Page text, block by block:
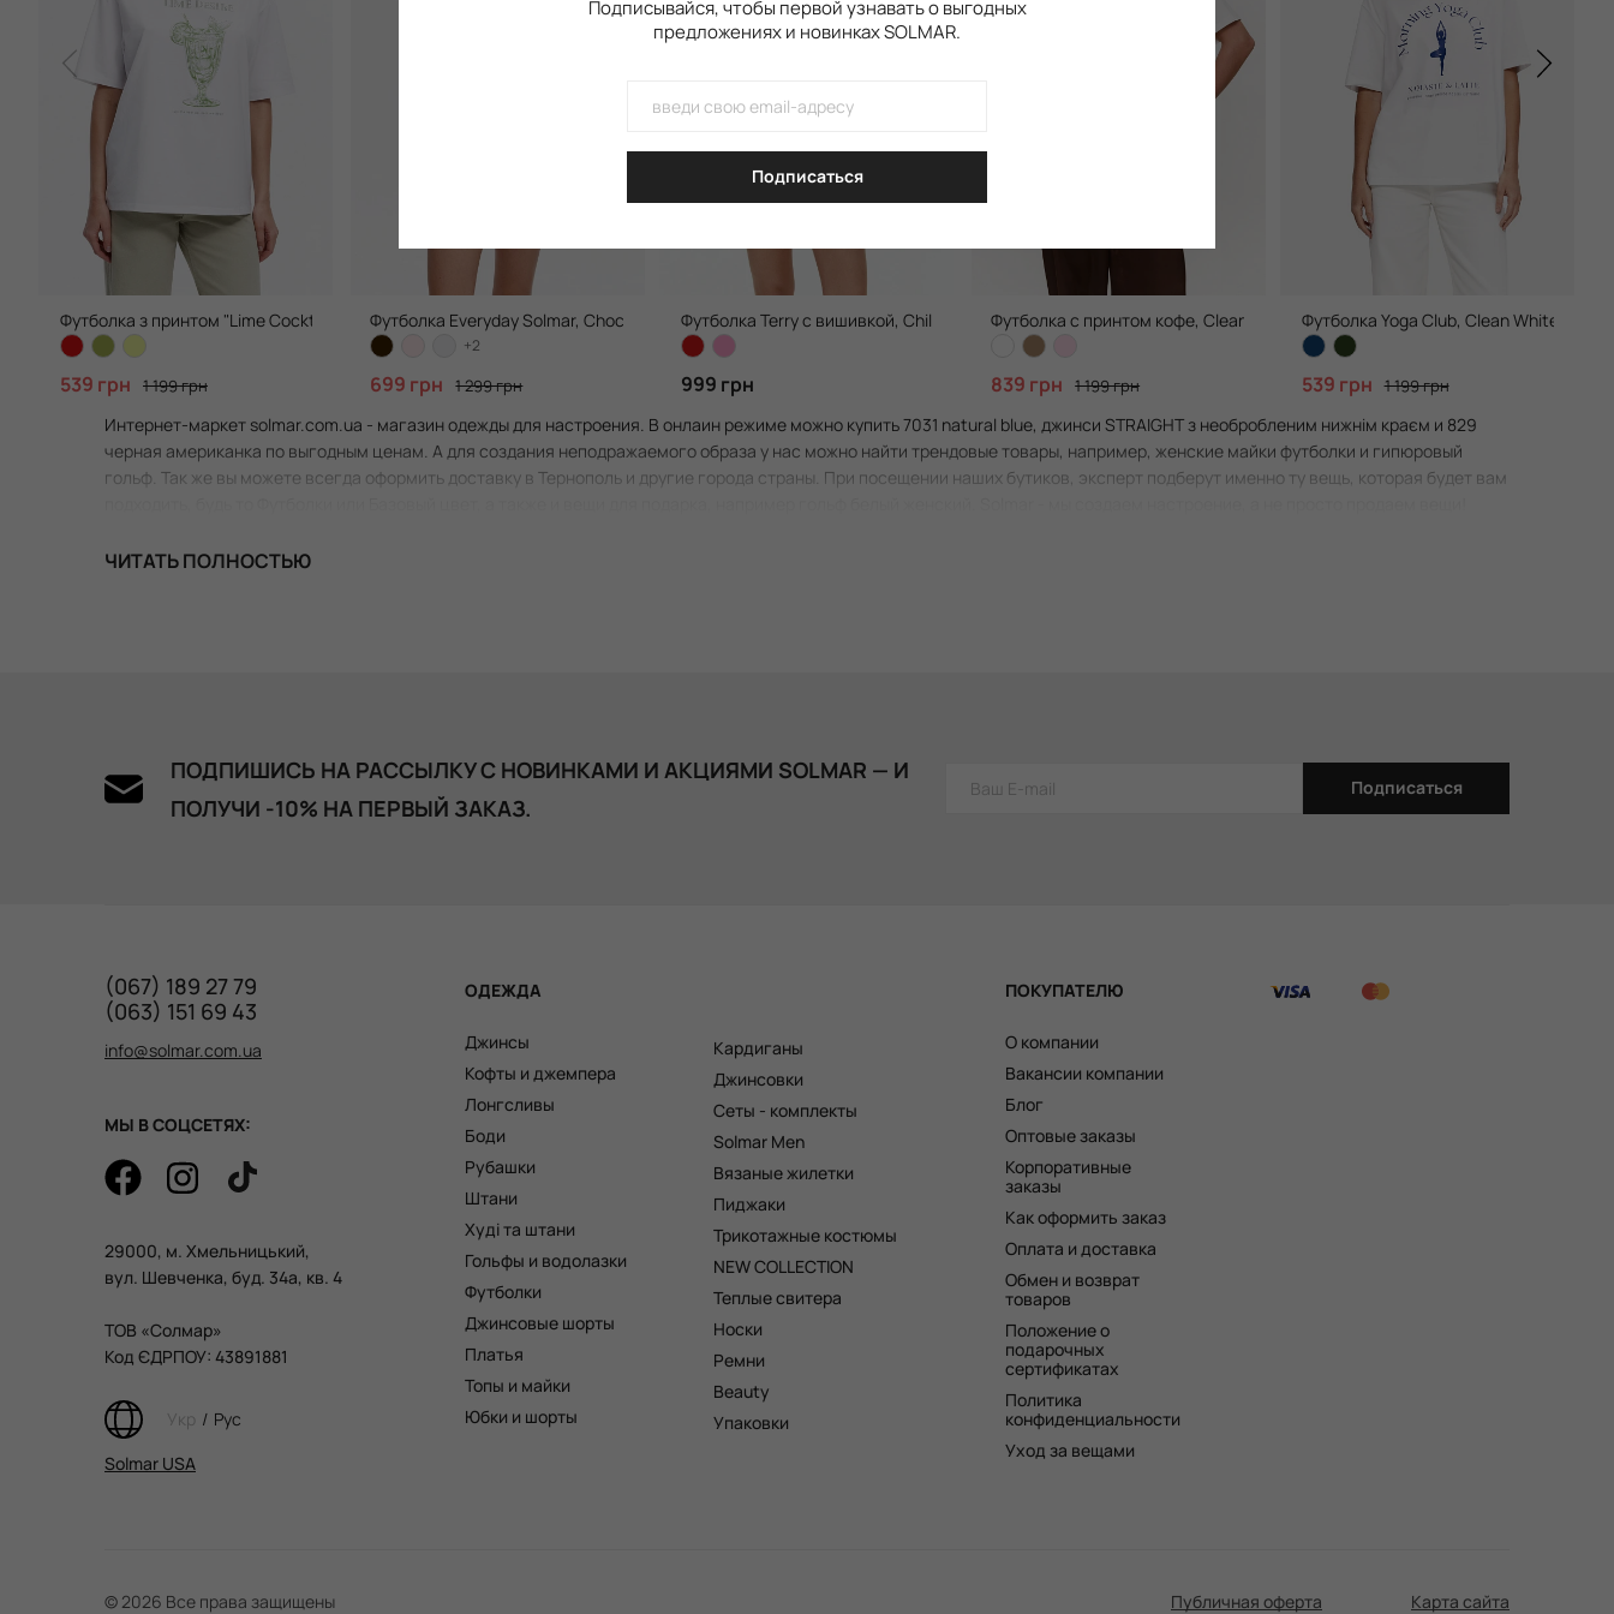
Футболка з принтом "Lime Cocktail", Clean White
539 грн 1 199 грн
Футболка Everyday Solmar, Chocolate
+2
699 грн 1 299 грн
Футболка Terry с вишивкой, Chili Red
999 грн
Футболка с принтом кофе, Clean White
839 грн 1 199 грн
Футболка Yoga Club, Clean White
539 грн 1 199 грн
Интернет-маркет solmar.com.ua - магазин одежды для настроения. В онлаин режиме можно купить 7031 natural blue, джинси STRAIGHT з необробленим нижнім краєм и 829
черная американка по выгодным ценам. А для создания неподражаемого образа у нас можно найти трендовые товары, например, женские майки футболки и гипюровый
гольф. Так же вы можете всегда оформить доставку в Тернополь и другие города страны. При посещении наших бутиков, эксперт подберут именно ту вещь, которая будет вам
ЧИТАТЬ ПОЛНОСТЬЮ
ПОДПИШИСЬ НА РАССЫЛКУ С НОВИНКАМИ И АКЦИЯМИ SOLMAR — И
ПОЛУЧИ -10% НА ПЕРВЫЙ ЗАКАЗ.
Подписаться
Подписывайся, чтобы первой узнавать о выгодных
предложениях и новинках SOLMAR.
Подписаться
(067) 189 27 79
(063) 151 69 43
info@solmar.com.ua
МЫ В СОЦСЕТЯХ:
29000, м. Хмельницький,
вул. Шевченка, буд. 34а, кв. 4
ТОВ «Солмар»
Код ЄДРПОУ: 43891881
Укр / Рус
Solmar USA
ОДЕЖДА
Джинсы
Кофты и джемпера
Лонгсливы
Боди
Рубашки
Штани
Худі та штани
Гольфы и водолазки
Футболки
Джинсовые шорты
Платья
Топы и майки
Юбки и шорты
Кардиганы
Джинсовки
Сеты - комплекты
Solmar Men
Вязаные жилетки
Пиджаки
Трикотажные костюмы
NEW COLLECTION
Теплые свитера
Носки
Ремни
Beauty
Упаковки
ПОКУПАТЕЛЮ
О компании
Вакансии компании
Блог
Оптовые заказы
Корпоративные
заказы
Как оформить заказ
Оплата и доставка
Обмен и возврат
товаров
Положение о
подарочных
сертификатах
Политика
конфиденциальности
Уход за вещами
© 2026 Все права защищены Публичная оферта Карта сайта